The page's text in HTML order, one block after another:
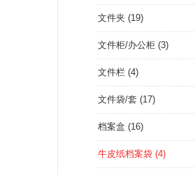
文件夹 (19)
文件柜/办公柜 (3)
文件栏 (4)
文件袋/套 (17)
档案盒 (16)
牛皮纸档案袋 (4)